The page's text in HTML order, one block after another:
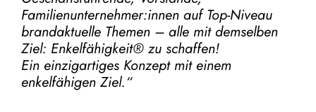
Familienunternehmer:innen auf Top-Niveau
brandaktuelle Themen – alle mit demselben
Ziel: Enkelfähigkeit® zu schaffen!
Ein einzigartiges Konzept mit einem
enkelfähigen Ziel.“